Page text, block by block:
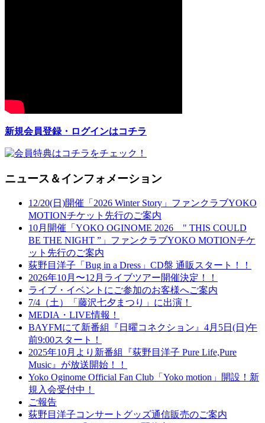
新規会員登録・ログインはコチラ
ニュース＆インフォメーション
12/20(日)開催「2026 Winter Story」ファンクラブYOKO
MOTIONチケット先行のご案内
10月開催「YOKO OGINOME 2026 " THIS COULD
BE THE NIGHT ”」ファンクラブYOKO MOTIONチケ
ット先行のご案内
荻野目洋子「Bug in a Dress」CD盤 通販スタート！！
2026年10月〜12月ライブツアー開催決定！！
ライブ・イベントにご参加のお客様へご案内
7/4（土）「藤沢七夕まつり」に出演！
MEDIA・LIVE情報！
BAYFMにて新番組『日曜コネクション』4月5日(日)午
前9:00スタート！
2025年10月より新番組『荻野目洋子 Pure Life,Pure
Music』が放送開始！！
Yoko Oginome Official Fan Club「Yoko motion」開設！新
規入会受付中！
ご報告
荻野目洋子コンサートグッズ通信販売のご案内